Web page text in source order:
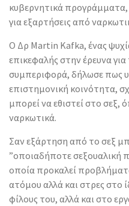
κυβερνητικά
για εξαρτήσεις από
Ο Δρ Martin Kafka, ένας
επικεφαλής στην έρευνα
συμπεριφορά, δήλωσε πως
επιστημονική κοινότητα,
μπορεί να εθιστεί στο σεξ,
ναρκωτικά.
Σαν εξάρτηση από το σεξ
”οποιαδήποτε σεξουαλική
οποία προκαλεί
ατόμου αλλά και στρες στο
φίλους του, αλλά και στο